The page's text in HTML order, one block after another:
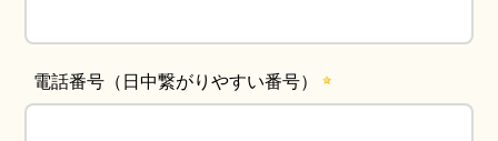
電話番号（日中繋がりやすい番号）